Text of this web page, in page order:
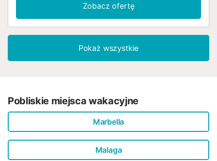
Zobacz ofertę
Pokaż wszystkie
Pobliskie miejsca wakacyjne
Marbella
Malaga